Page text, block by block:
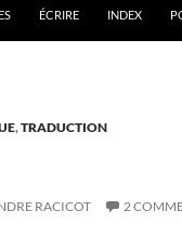
ÉCRIRE INDEX
,TRADUCTION
RACICOT 2